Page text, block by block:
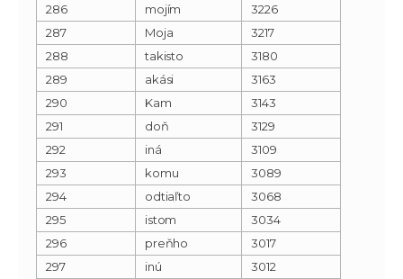
286
mojím
3226
287
Moja
3217
288
takisto
3180
289
akási
3163
290
Kam
3143
291
doň
3129
292
iná
3109
293
komu
3089
294
odtiaľto
3068
295
istom
3034
296
preňho
3017
297
inú 3012